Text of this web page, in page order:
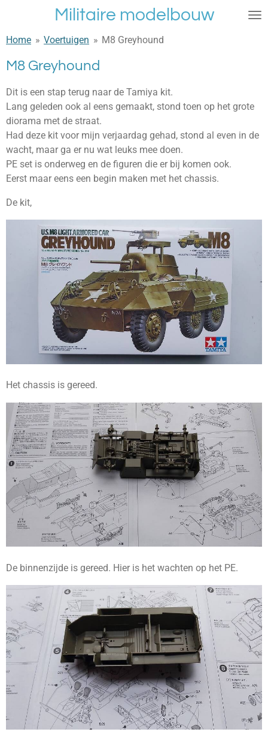
naar
hoofdinhoud
Militaire modelbouw
Home » Voertuigen » M8 Greyhound
M8 Greyhound
Dit is een stap terug naar de Tamiya kit.
Lang geleden ook al eens gemaakt, stond toen op het grote
diorama met de straat.
Had deze kit voor mijn verjaardag gehad, stond al even in de
wacht, maar ga er nu wat leuks mee doen.
PE set is onderweg en de figuren die er bij komen ook.
Eerst maar eens een begin maken met het chassis.
De kit,
Het chassis is gereed.
De binnenzijde is gereed. Hier is het wachten op het PE.